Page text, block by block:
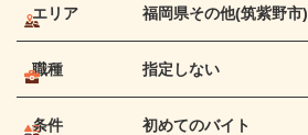
エリア 福岡県その他(筑紫野市)
職種 指定しない
条件 初めてのバイト